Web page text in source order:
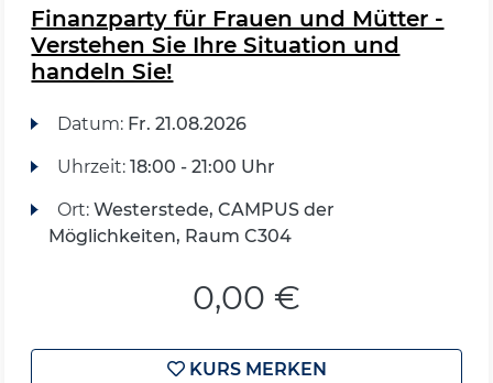
Finanzparty für Frauen und Mütter -
Verstehen Sie Ihre Situation und
handeln Sie!
Datum: Fr. 21.08.2026
Uhrzeit: 18:00 - 21:00 Uhr
Ort: Westerstede, CAMPUS der
Möglichkeiten, Raum C304
0,00 €
KURS MERKEN